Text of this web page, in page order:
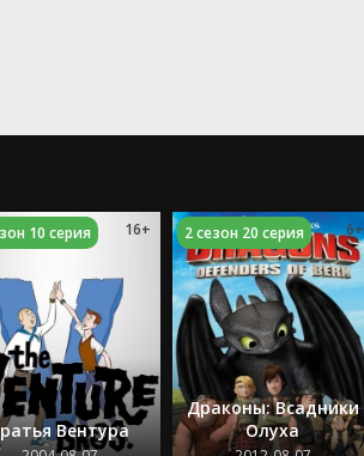
Вентура
10 серия 16+
Драконы: Всадники
Олуха
2 сезон 20 серия 6+